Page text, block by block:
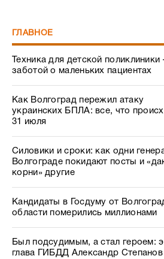
ГЛАВНОЕ
Техника для детской поликлиники
заботой о маленьких пациентах
Как Волгоград пережил атаку
украинских БПЛА: все, что
31 июля
Силовики и сроки: как одни
Волгограде покидают посты и
корни» другие
Кандидаты в Госдуму от
области померились миллионами
Был подсудимым, а стал героем:
глава ГИБДД Александр Степанов